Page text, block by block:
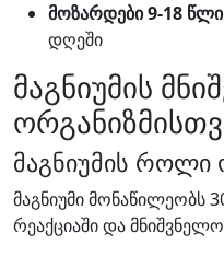
მოზარდები 9-18
დღეში
მაგნიუმის
მაგნიუმის როლი
მაგნიუმი მონაწილეობს
რეაქციაში და